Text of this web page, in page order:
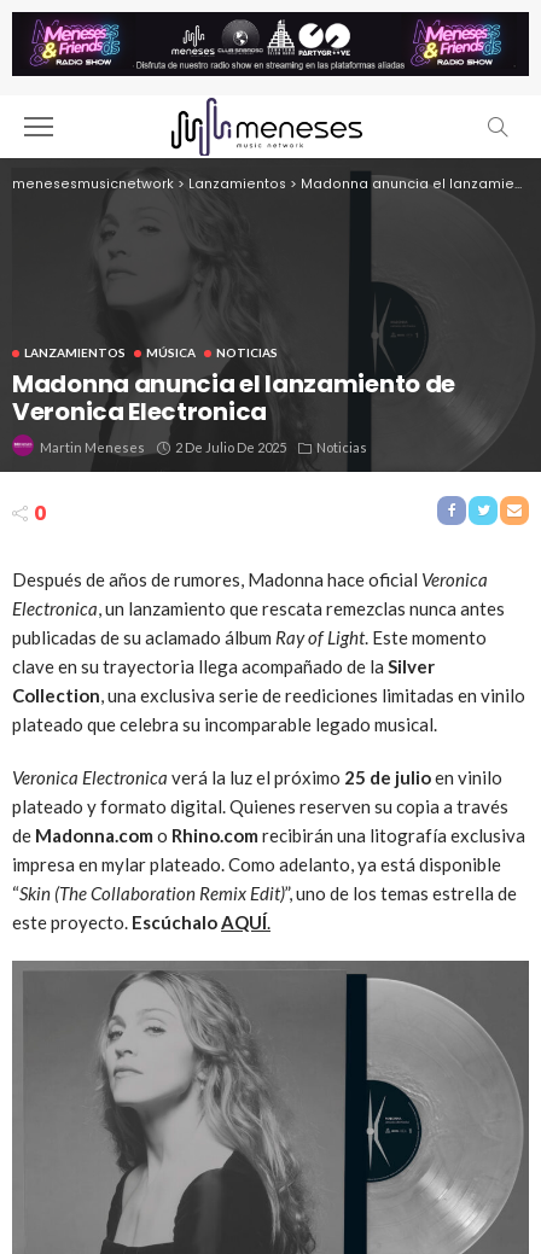
menesesmusicnetwork > Lanzamientos > Madonna anuncia el lanzamiento de Veronica Electronica
LANZAMIENTOS MÚSICA NOTICIAS
Madonna anuncia el lanzamiento de
Veronica Electronica
Martin Meneses 2 De Julio De 2025 Noticias
0
Después de años de rumores, Madonna hace oficial Veronica
Electronica, un lanzamiento que rescata remezclas nunca antes
publicadas de su aclamado álbum Ray of Light. Este momento
clave en su trayectoria llega acompañado de la Silver
Collection, una exclusiva serie de reediciones limitadas en vinilo
plateado que celebra su incomparable legado musical.
Veronica Electronica verá la luz el próximo 25 de julioen vinilo
plateado y formato digital. Quienes reserven su copia a través
de Madonna.com o Rhino.com recibirán una litografía exclusiva
impresa en mylar plateado. Como adelanto, ya está disponible
“Skin (The Collaboration Remix Edit)”, uno de los temas estrella de
este proyecto. EscúchaloAQUÍ.